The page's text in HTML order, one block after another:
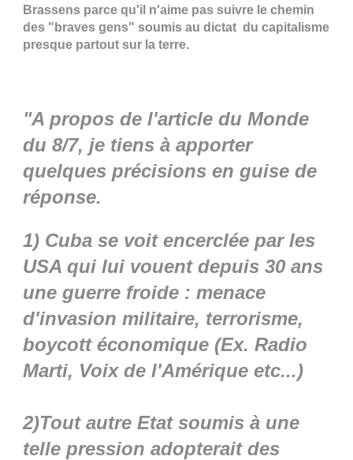
Brassens parce qu'il n'aime pas suivre le chemin
des "braves gens" soumis au dictat du capitalisme
presque partout sur la terre.
"A propos de l'article du Monde
du 8/7, je tiens à apporter
quelques précisions en guise de
réponse.
1) Cuba se voit encerclée par les
USA qui lui vouent depuis 30 ans
une guerre froide : menace
d'invasion militaire, terrorisme,
boycott économique (Ex. Radio
Marti, Voix de l'Amérique etc...)
2)Tout autre Etat soumis à une
telle pression adopterait des